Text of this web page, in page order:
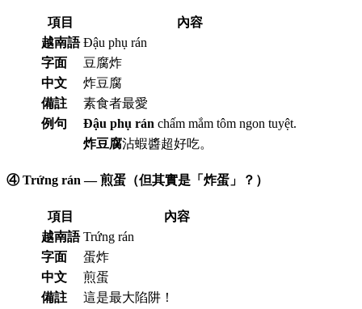
項目
內容
越南語 Đậu phụ rán
字面
豆腐炸
中文
炸豆腐
備註
素食者最愛
例句
Đậu phụ rán chấm mắm tôm ngon tuyệt.
炸豆腐沾蝦醬超好吃。
④ Trứng rán — 煎蛋（但其實是「炸蛋」？）
項目
內容
越南語 Trứng rán
字面
蛋炸
中文
煎蛋
備註
這是最大陷阱！